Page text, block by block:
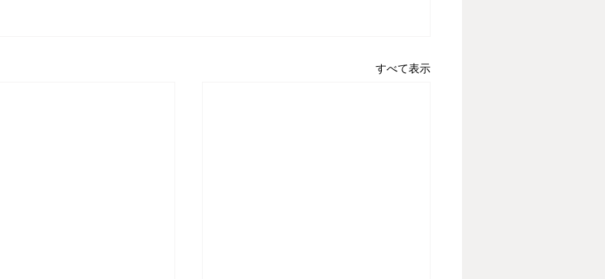
すべて表示